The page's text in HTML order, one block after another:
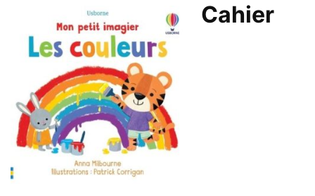
Cahier